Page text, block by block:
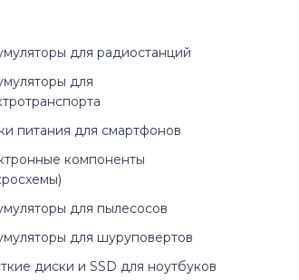
для радиостанций
для
питания для смартфонов
компоненты
для пылесосов
для шуруповертов
диски и SSD для ноутбуков